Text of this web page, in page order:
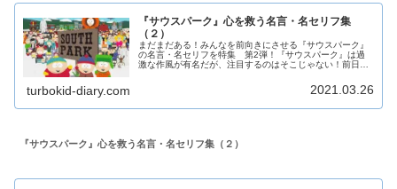
『サウスパーク』心を救う名言・名セリフ集
（２）
まだまだある！みんなを前向きにさせる『サウスパーク』
の名言・名セリフを特集 第2弾！『サウスパーク』は過
激な作風が有名だが、注目するのはそこじゃない！前日投
turbokid-diary.com 2021.03.26
『サウスパーク』心を救う名言・名セリフ集（２）